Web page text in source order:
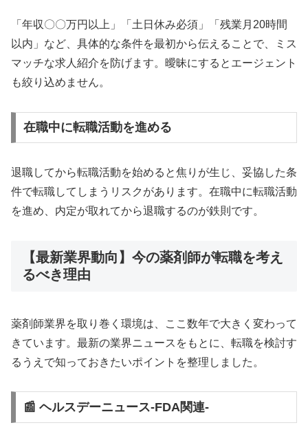
「年収〇〇万円以上」「土日休み必須」「残業月20時間
以内」など、具体的な条件を最初から伝えることで、ミス
マッチな求人紹介を防げます。曖昧にするとエージェント
も絞り込めません。
在職中に転職活動を進める
退職してから転職活動を始めると焦りが生じ、妥協した条
件で転職してしまうリスクがあります。在職中に転職活動
を進め、内定が取れてから退職するのが鉄則です。
【最新業界動向】今の薬剤師が転職を考え
るべき理由
薬剤師業界を取り巻く環境は、ここ数年で大きく変わって
きています。最新の業界ニュースをもとに、転職を検討す
るうえで知っておきたいポイントを整理しました。
📰 ヘルスデーニュース‐FDA関連‐